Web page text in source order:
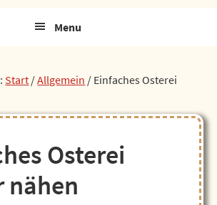
Menu
Start /Allgemein / Einfaches Osterei
Osterei
nähen